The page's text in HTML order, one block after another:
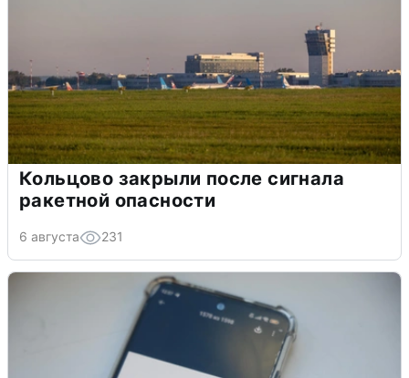
Кольцово закрыли после сигнала
ракетной опасности
6 августа 231